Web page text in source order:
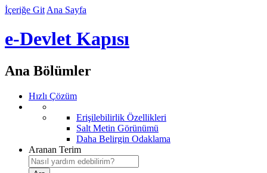
İçeriğe Git Ana Sayfa
e-Devlet Kapısı
Ana Bölümler
Hızlı Çözüm
Erişilebilirlik Özellikleri
Salt Metin Görünümü
Daha Belirgin Odaklama
Aranan Terim